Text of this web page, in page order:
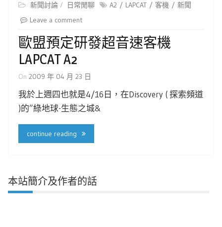
新聞討論 日常閒聊 A2 LAPCAT 客機
新聞
Leave a comment
歐盟預定研發超音速客機
LAPCAT A2
On 2009 年 04 月 23 日
我於上週四也就是4/16日，在Discovery ( 探索頻道
)的”綠地球-生態之城&
continue reading
本站簡介及作者的話